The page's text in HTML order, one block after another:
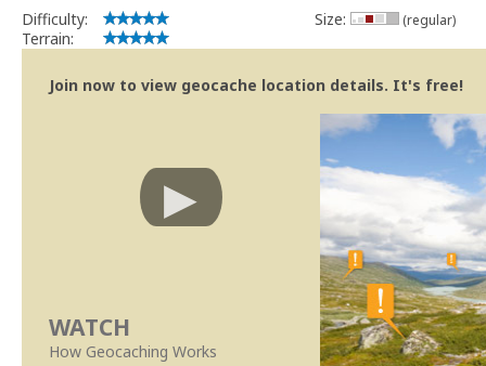
Difficulty:
Terrain:
Size: (regular)
Join now to view geocache location details. It's free!
WATCH
How Geocaching Works